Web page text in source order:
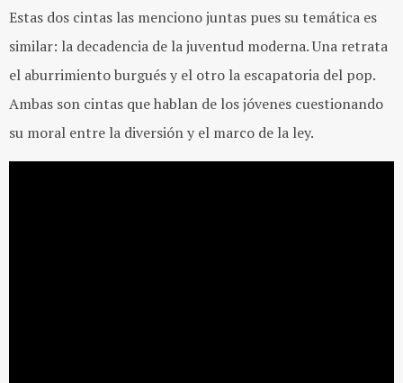
Estas dos cintas las menciono juntas pues su temática es
similar: la decadencia de la juventud moderna. Una retrata
el aburrimiento burgués y el otro la escapatoria del pop.
Ambas son cintas que hablan de los jóvenes cuestionando
su moral entre la diversión y el marco de la ley.